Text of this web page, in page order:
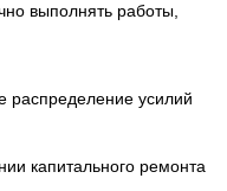
выполнять работы,
распределение усилий
капитального ремонта